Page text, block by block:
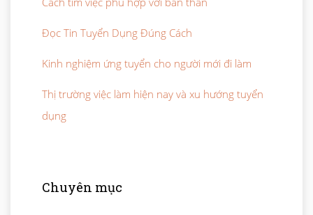
Đọc Tin Tuyển Dụng Đúng Cách
Kinh nghiệm ứng tuyển cho người mới đi làm
Thị trường việc làm hiện nay và xu hướng tuyển
dụng
Chuyên mục